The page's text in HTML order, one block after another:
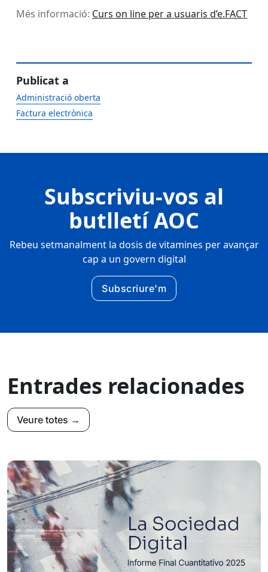
Més informació: Curs on line per a usuaris d’e.FACT
Publicat a
Administració oberta
Factura electrònica
Subscriviu-vos al
butlletí AOC
Rebeu setmanalment la dosis de vitamines per avançar
cap a un govern digital
Subscriure'm
Entrades relacionades
Veure totes →